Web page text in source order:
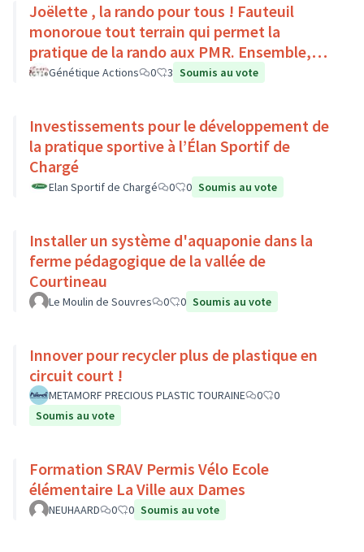
Joëlette , la rando pour tous ! Fauteuil
monoroue tout terrain qui permet la
pratique de la rando aux PMR. Ensemble,
faisons du sport :)
Génétique Actions 0 3 Soumis au vote
Investissements pour le développement de
la pratique sportive à l’Élan Sportif de
Chargé
Elan Sportif de Chargé 0 0 Soumis au vote
Installer un système d'aquaponie dans la
ferme pédagogique de la vallée de
Courtineau
Le Moulin de Souvres 0 0 Soumis au vote
Innover pour recycler plus de plastique en
circuit court !
METAMORF PRECIOUS PLASTIC TOURAINE 0
0
Soumis au vote
Formation SRAV Permis Vélo Ecole
élémentaire La Ville aux Dames
NEUHAARD 0 0 Soumis au vote